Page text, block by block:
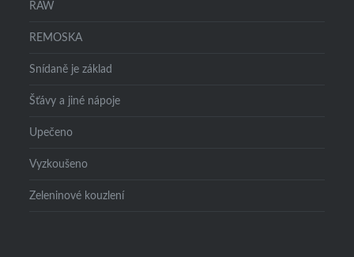
RAW
REMOSKA
Snídaně je základ
Šťávy a jiné nápoje
Upečeno
Vyzkoušeno
Zeleninové kouzlení